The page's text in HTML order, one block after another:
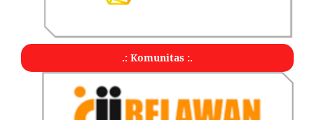
.: Komunitas :.